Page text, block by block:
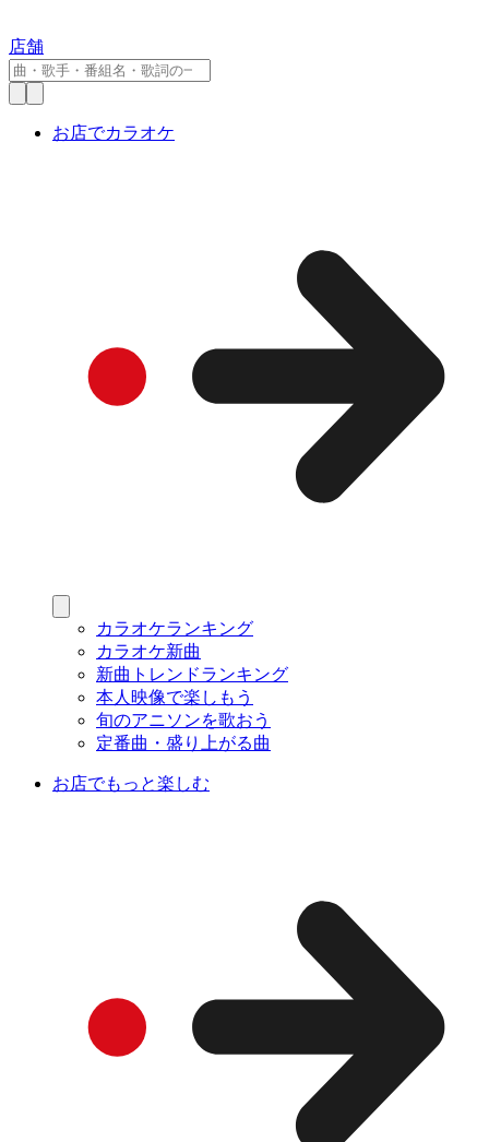
店舗
お店でカラオケ
カラオケランキング
カラオケ新曲
新曲トレンドランキング
本人映像で楽しもう
旬のアニソンを歌おう
定番曲・盛り上がる曲
お店でもっと楽しむ